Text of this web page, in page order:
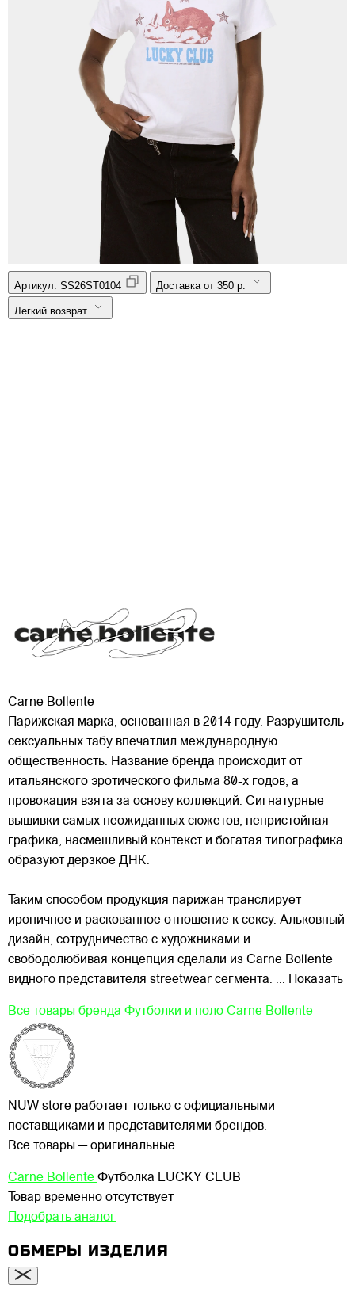
Артикул: SS26ST0104 Доставка от 350 р.
Легкий возврат
Carne Bollente
Парижская марка, основанная в 2014 году. Разрушитель
сексуальных табу впечатлил международную
общественность. Название бренда происходит от
итальянского эротического фильма 80-х годов, а
провокация взята за основу коллекций. Сигнатурные
вышивки самых неожиданных сюжетов, непристойная
графика, насмешливый контекст и богатая типографика
образуют дерзкое ДНК.
Таким способом продукция парижан транслирует
ироничное и раскованное отношение к сексу. Альковный
дизайн, сотрудничество с художниками и
свободолюбивая концепция сделали из Carne Bollente
видного представителя streetwear сегмента. ... Показать
Все товары бренда Футболки и поло Carne Bollente
NUW store работает только с официальными
поставщиками и представителями брендов.
Все товары — оригинальные.
Carne Bollente Футболка LUCKY CLUB
Товар временно отсутствует
Подобрать аналог
ОБМЕРЫ ИЗДЕЛИЯ